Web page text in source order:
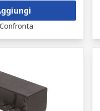
Confronta